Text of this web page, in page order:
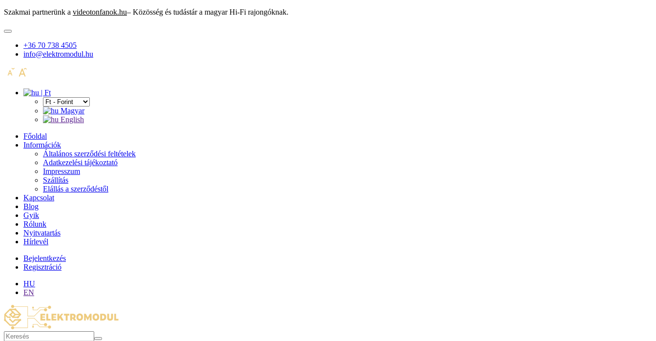
Szakmai partnerünk a videotonfanok.hu– Közösség és tudástár a magyar Hi-Fi rajongóknak.
+36 70 738 4505
info@elektromodul.hu
| Ft
Magyar
English
Főoldal
Információk
Általános szerződési feltételek
Adatkezelési tájékoztató
Impresszum
Szállítás
Elállás a szerződéstől
Kapcsolat
Blog
Gyik
Rólunk
Nyitvatartás
Hírlevél
Bejelentkezés
Regisztráció
HU
EN